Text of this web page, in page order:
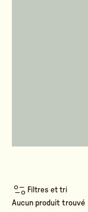
Filtres et tri
Aucun produit trouvé